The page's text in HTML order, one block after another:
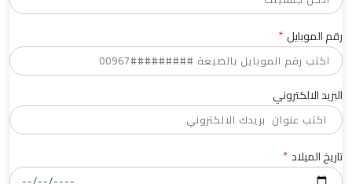
رقم الموبايل*
البريد الالكتروني
تاريخ الميلاد*